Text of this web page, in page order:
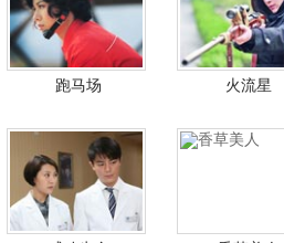
跑马场 火流星